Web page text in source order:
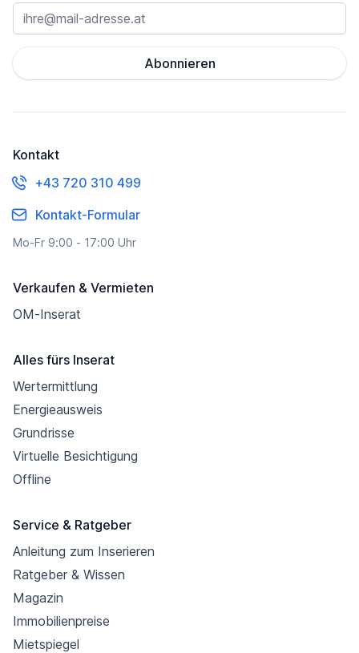
Abonnieren
Kontakt
+43 720 310 499
Kontakt-Formular
Mo-Fr 9:00 - 17:00 Uhr
Verkaufen & Vermieten
OM-Inserat
Alles fürs Inserat
Wertermittlung
Energieausweis
Grundrisse
Virtuelle Besichtigung
Offline
Service & Ratgeber
Anleitung zum Inserieren
Ratgeber & Wissen
Magazin
Immobilienpreise
Mietspiegel